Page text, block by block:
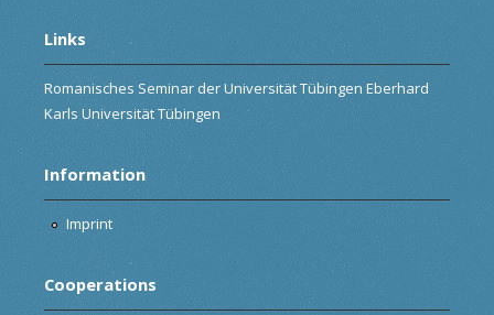
Links
Romanisches Seminar der Universität Tübingen Eberhard
Karls Universität Tübingen
Information
Imprint
Cooperations